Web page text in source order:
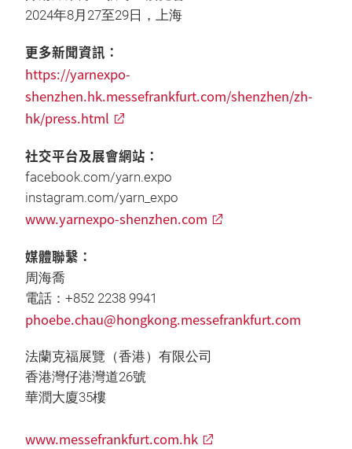
2024年8月27至29日，上海
更多新聞資訊：
https://yarnexpo-
shenzhen.hk.messefrankfurt.com/shenzhen/zh-
hk/press.html
社交平台及展會網站：
facebook.com/yarn.expo
instagram.com/yarn_expo
www.yarnexpo-shenzhen.com
媒體聯繫：
周海喬
電話：+852 2238 9941
phoebe.chau@hongkong.messefrankfurt.com
法蘭克福展覽（香港）有限公司
香港灣仔港灣道26號
華潤大廈35樓
www.messefrankfurt.com.hk